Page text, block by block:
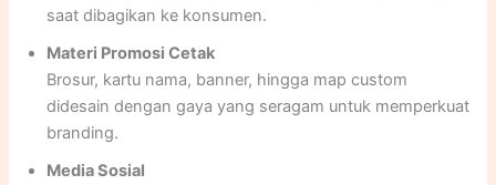
saat dibagikan ke konsumen.
Materi Promosi Cetak
Brosur, kartu nama, banner, hingga map custom
didesain dengan gaya yang seragam untuk memperkuat
branding.
Media Sosial